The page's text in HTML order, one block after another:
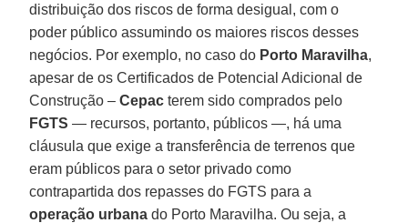
distribuição dos riscos de forma desigual, com o
poder público assumindo os maiores riscos desses
negócios. Por exemplo, no caso do Porto Maravilha,
apesar de os Certificados de Potencial Adicional de
Construção –Cepac terem sido comprados pelo
FGTS — recursos, portanto, públicos —, há uma
cláusula que exige a transferência de terrenos que
eram públicos para o setor privado como
contrapartida dos repasses do FGTS para a
operação urbana do Porto Maravilha. Ou seja, a